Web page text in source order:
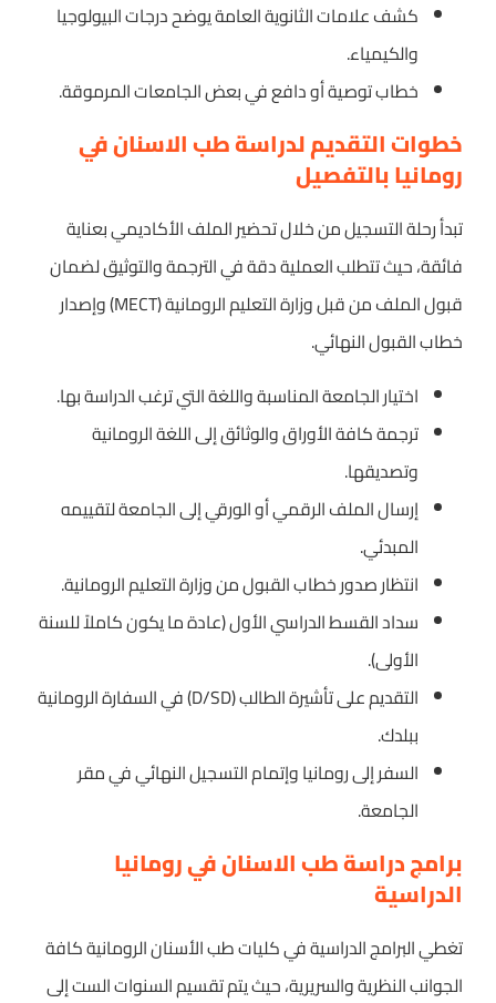
كشف علامات الثانوية العامة يوضح درجات البيولوجيا
والكيمياء.
خطاب توصية أو دافع في بعض الجامعات المرموقة.
خطوات التقديم لدراسة طب الاسنان في
رومانيا بالتفصيل
تبدأ رحلة التسجيل من خلال تحضير الملف الأكاديمي بعناية
فائقة، حيث تتطلب العملية دقة في الترجمة والتوثيق لضمان
قبول الملف من قبل وزارة التعليم الرومانية (MECT) وإصدار
خطاب القبول النهائي.
اختيار الجامعة المناسبة واللغة التي ترغب الدراسة بها.
ترجمة كافة الأوراق والوثائق إلى اللغة الرومانية
وتصديقها.
إرسال الملف الرقمي أو الورقي إلى الجامعة لتقييمه
المبدئي.
انتظار صدور خطاب القبول من وزارة التعليم الرومانية.
سداد القسط الدراسي الأول (عادة ما يكون كاملاً للسنة
الأولى).
التقديم على تأشيرة الطالب (D/SD) في السفارة الرومانية
ببلدك.
السفر إلى رومانيا وإتمام التسجيل النهائي في مقر
الجامعة.
برامج دراسة طب الاسنان في رومانيا
الدراسية
تغطي البرامج الدراسية في كليات طب الأسنان الرومانية كافة
الجوانب النظرية والسريرية، حيث يتم تقسيم السنوات الست إلى